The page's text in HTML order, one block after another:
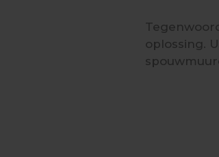
oplossing.